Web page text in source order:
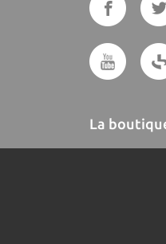
La